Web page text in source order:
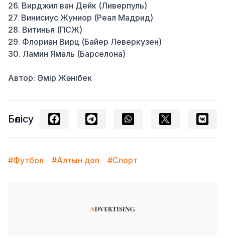
26. Вирджил ван Дейк (Ливерпуль)
27. Винисиус Жуниор (Реал Мадрид)
28. Витинья (ПСЖ)
29. Флориан Вирц (Байер Леверкузен)
30. Ламин Ямаль (Барселона)
Автор: Әмір Жәнібек
Бөлісу
#Футбол #Алтын доп #Спорт